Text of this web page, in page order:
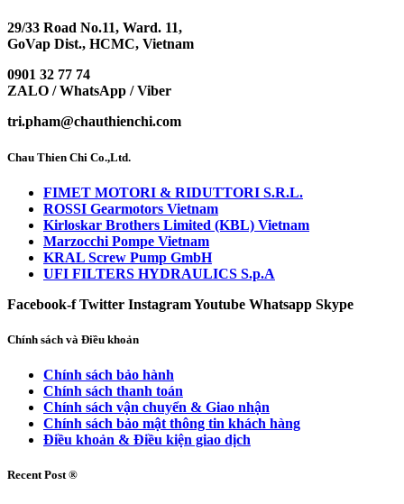
29/33 Road No.11, Ward. 11,
GoVap Dist., HCMC, Vietnam
0901 32 77 74
ZALO / WhatsApp / Viber
tri.pham@chauthienchi.com
Chau Thien Chi Co.,Ltd.
FIMET MOTORI & RIDUTTORI S.R.L.
ROSSI Gearmotors Vietnam
Kirloskar Brothers Limited (KBL) Vietnam
Marzocchi Pompe Vietnam
KRAL Screw Pump GmbH
UFI FILTERS HYDRAULICS S.p.A
Facebook-f Twitter InstagramYoutube Whatsapp Skype
Chính sách và Điều khoản
Chính sách bảo hành
Chính sách thanh toán
Chính sách vận chuyển & Giao nhận
Chính sách bảo mật thông tin khách hàng
Điều khoản & Điều kiện giao dịch
Recent Post ®